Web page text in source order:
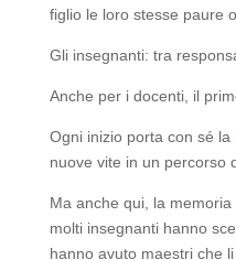
figlio le loro stesse paure
Gli insegnanti: tra
Anche per i docenti, il
Ogni inizio porta con sé
nuove vite in un percorso
Ma anche qui, la
molti insegnanti hanno
hanno avuto maestri che